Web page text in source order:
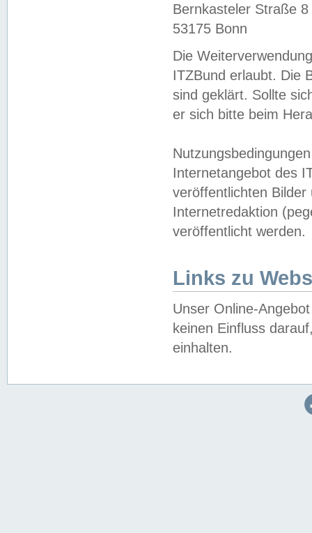
Bernkasteler Straße 8
53175 Bonn
Die
ITZBund erlaubt. Die
sind geklärt. Sollte
er sich bitte beim
Internetangebot des
veröffentlichten
Internetredaktion
veröffentlicht werden.
Links zu
Unser Online-
keinen Einfluss
einhalten.